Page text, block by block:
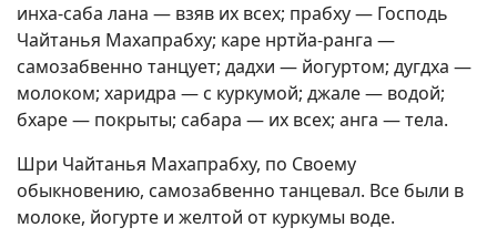
инха-саба лана — взяв их всех; прабху — Господь
Чайтанья Махапрабху; каре нртйа-ранга —
самозабвенно танцует; дадхи — йогуртом; дугдха —
молоком; харидра — с куркумой; джале — водой;
бхаре — покрыты; сабара — их всех; анга — тела.
Шри Чайтанья Махапрабху, по Своему
обыкновению, самозабвенно танцевал. Все были в
молоке, йогурте и желтой от куркумы воде.